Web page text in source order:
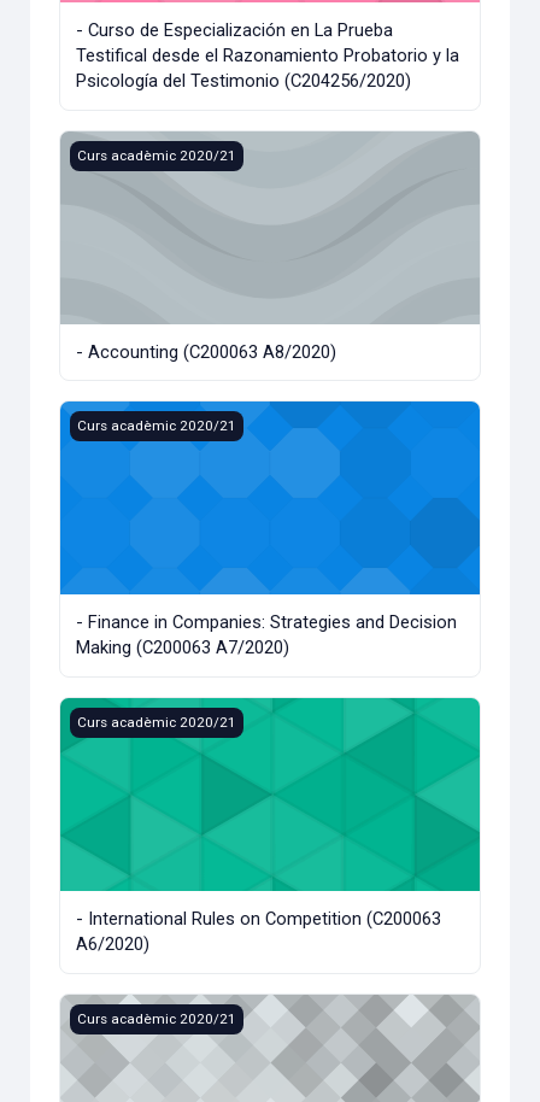
- Curso de Especialización en La Prueba
Testifical desde el Razonamiento Probatorio y la
Psicología del Testimonio (C204256/2020)
- Accounting (C200063 A8/2020)
Curs acadèmic 2020/21
- Accounting (C200063 A8/2020)
- Finance in Companies: Strategies and Decision Making
Curs acadèmic 2020/21
- Finance in Companies: Strategies and Decision
Making (C200063 A7/2020)
- International Rules on Competition (C200063 A6/2020)
Curs acadèmic 2020/21
- International Rules on Competition (C200063
A6/2020)
- Companies and Taxation in International Trade (C200063
Curs acadèmic 2020/21